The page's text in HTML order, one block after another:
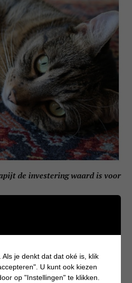
de investering waard is voor
je denkt dat dat oké is, klik
U kunt ook kiezen
op "Instellingen" te klikken.